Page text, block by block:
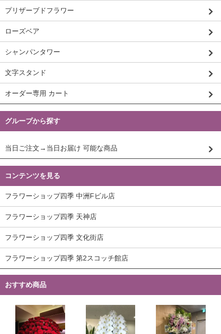
プリザーブドフラワー
ローズベア
シャンパンタワー
文字スタンド
オーダー専用 カート
グループから探す
当日ご注文→当日お届け 可能な商品
コンテンツを見る
フラワーショップ四季 中洲Fビル店
フラワーショップ四季 天神店
フラワーショップ四季 文化街店
フラワーショップ四季 第2スコッチ館店
おすすめ商品